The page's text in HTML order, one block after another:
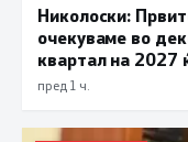
Николоски:
очекуваме во
квартал на 2027
Охрид – Кичево
пред 1 ч.